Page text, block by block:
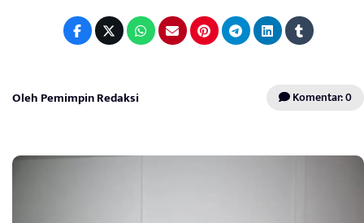
Oleh Pemimpin Redaksi Komentar: 0